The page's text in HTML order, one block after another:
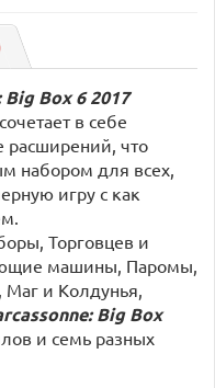
Big Box 6 2017
в себе
расширений, что
набором для всех,
игру с как
Торговцев и
машины, Паромы,
и Колдунья,
Big Box
и семь разных